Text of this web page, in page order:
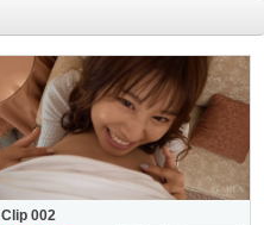
Clip 002